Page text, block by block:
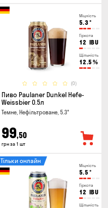
Міцність
5.3°
Гіркота
12 IBU
Щільність
12.5 %
(0)
Пиво Paulaner Dunkel Hefe-
Weissbier 0.5л
Темне, Нефільтроване, 5.3°
99,50
грн за 1 шт
Міцність
5.5 °
Гіркота
12 IBU
Щільність
Тільки онлайн